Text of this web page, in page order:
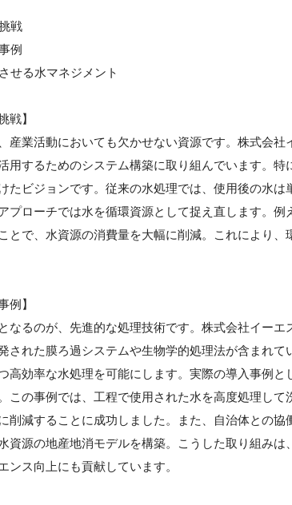
戦
例
せる水マネジメント
戦】
産業活動においても欠かせない資源です。株式会社
用するためのシステム構築に取り組んでいます。特
たビジョンです。従来の水処理では、使用後の水
プローチでは水を循環資源として捉え直します。例
とで、水資源の消費量を大幅に削減。これにより、
例】
なるのが、先進的な処理技術です。株式会社イーエ
された膜ろ過システムや生物学的処理法が含まれ
高効率な水処理を可能にします。実際の導入事例
この事例では、工程で使用された水を高度処理して
削減することに成功しました。また、自治体との協
資源の地産地消モデルを構築。こうした取り組みは
ンス向上にも貢献しています。